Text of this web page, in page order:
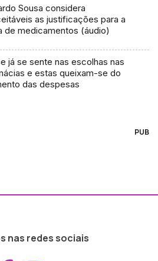
Sousa considera
as justificações para a
de medicamentos (áudio)
já se sente nas escolhas nas
e estas queixam-se do
das despesas
PUB
nas redes sociais